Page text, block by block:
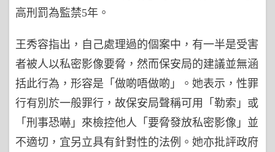
高刑罰為監禁5年。
王秀容指出，自己處理過的個案中，有一半是受害
者被人以私密影像要脅，然而保安局的建議並無涵
括此行為，形容是「做啲唔做啲」。她表示，性罪
行有別於一般罪行，故保安局聲稱可用「勒索」或
「刑事恐嚇」來檢控他人「要脅發放私密影像」並
不適切，宜另立具有針對性的法例。她亦批評政府